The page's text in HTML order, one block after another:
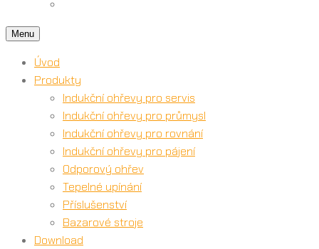
Menu
Úvod
Produkty
Indukční ohřevy pro servis
Indukční ohřevy pro průmysl
Indukční ohřevy pro rovnání
Indukční ohřevy pro pájení
Odporový ohřev
Tepelné upínání
Příslušenství
Bazarové stroje
Download